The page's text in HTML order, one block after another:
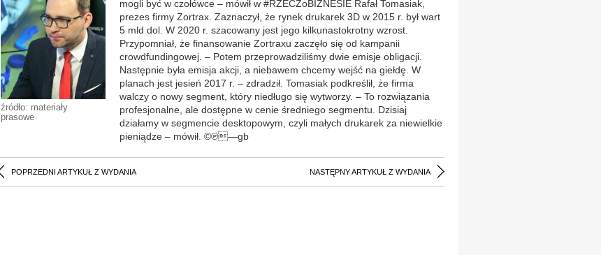
źródło: materiały
prasowe
mogli być w czołówce – mówił w #RZECZoBIZNESIE Rafał Tomasiak,
prezes firmy Zortrax. Zaznaczył, że rynek drukarek 3D w 2015 r. był wart
5 mld dol. W 2020 r. szacowany jest jego kilkunastokrotny wzrost.
Przypomniał, że finansowanie Zortraxu zaczęło się od kampanii
crowdfundingowej. – Potem przeprowadziliśmy dwie emisje obligacji.
Następnie była emisja akcji, a niebawem chcemy wejść na giełdę. W
planach jest jesień 2017 r. – zdradził. Tomasiak podkreślił, że firma
walczy o nowy segment, który niedługo się wytworzy. – To rozwiązania
profesjonalne, ale dostępne w cenie średniego segmentu. Dzisiaj
działamy w segmencie desktopowym, czyli małych drukarek za niewielkie
pieniądze – mówił. ©℗—gb
POPRZEDNI ARTYKUŁ Z WYDANIA NASTĘPNY ARTYKUŁ Z WYDANIA